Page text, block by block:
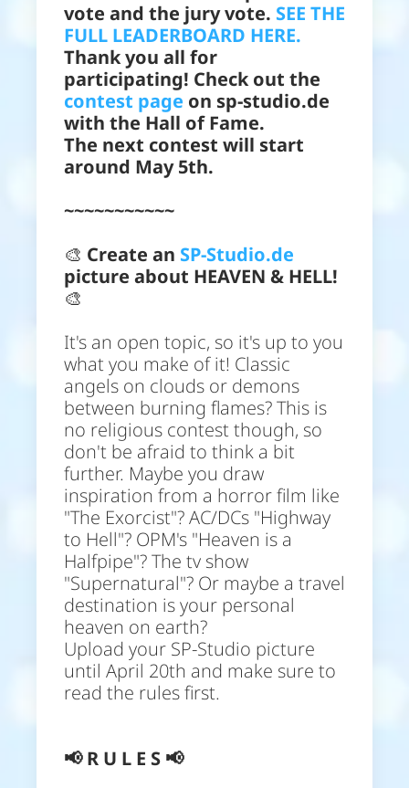
vote and the jury vote. SEE THE
FULL LEADERBOARD HERE.
Thank you all for
participating! Check out the
contest page on sp-studio.de
with the Hall of Fame.
The next contest will start
around May 5th.
~~~~~~~~~~~
🎨 Create an SP-Studio.de
picture about HEAVEN & HELL!
🎨
It's an open topic, so it's up to you
what you make of it! Classic
angels on clouds or demons
between burning flames? This is
no religious contest though, so
don't be afraid to think a bit
further. Maybe you draw
inspiration from a horror film like
"The Exorcist"? AC/DCs "Highway
to Hell"? OPM's "Heaven is a
Halfpipe"? The tv show
"Supernatural"? Or maybe a travel
destination is your personal
heaven on earth?
Upload your SP-Studio picture
until April 20th and make sure to
read the rules first.
📢 R U L E S 📢